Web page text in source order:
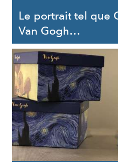
Le portrait tel que
Van Gogh…